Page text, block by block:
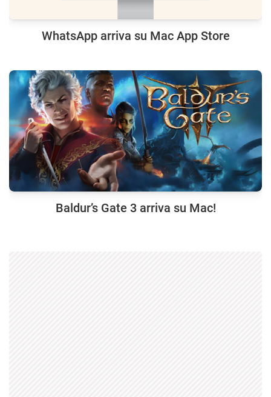
WhatsApp arriva su Mac App Store
Baldur’s Gate 3 arriva su Mac!